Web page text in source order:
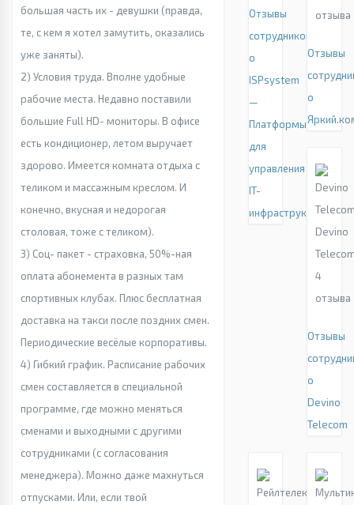
большая часть их - девушки (правда,
те, с кем я хотел замутить, оказались
уже заняты).
2) Условия труда. Вполне удобные
рабочие места. Недавно поставили
большие Full HD- мониторы. В офисе
есть кондиционер, летом выручает
здорово. Имеется комната отдыха с
теликом и массажным креслом. И
конечно, вкусная и недорогая
столовая, тоже с теликом).
3) Соц- пакет - страховка, 50%-ная
оплата абонемента в разных там
спортивных клубах. Плюс бесплатная
доставка на такси после поздних смен.
Периодические весёлые корпоративы.
4) Гибкий график. Расписание рабочих
смен составляется в специальной
программе, где можно меняться
сменами и выходными с другими
сотрудниками (с согласования
менеджера). Можно даже махнуться
отпусками. Или, если твой
Отзывы
сотрудников
о
ISPsystem
—
Платформы
для
управления
IT-
инфраструктурой
отзыва
Отзывы
о
Devino
4
отзыва
Отзывы
о
Devino
Telecom